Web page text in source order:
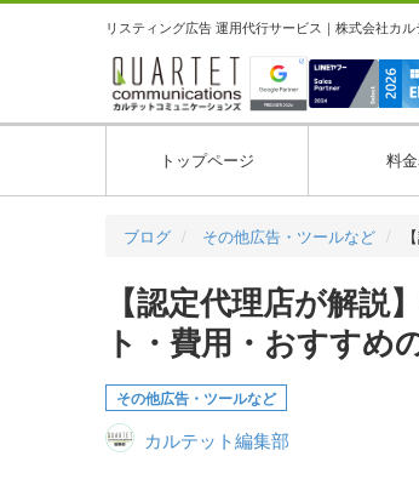
リスティング広告 運用代行サービス｜株式会社カ
トップページ 料
ブログ その他広告・ツールなど
【認定代理店が解説
ト・費用・おすすめ
その他広告・ツールなど
カルテット編集部